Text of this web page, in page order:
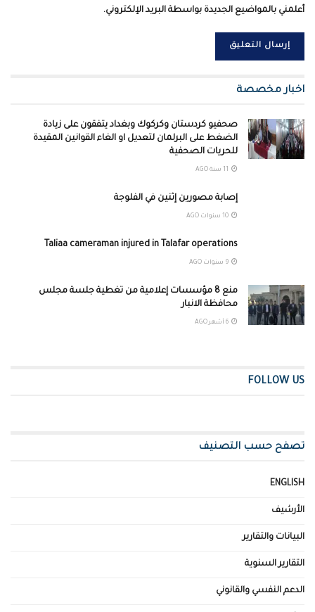
أعلمني بالمواضيع الجديدة بواسطة البريد الإلكتروني.
اخبار مخصصة
صحفيو كردستان وكركوك وبغداد يتفقون على زيادة
الضغط على البرلمان لتعديل او الغاء القوانين المقيدة
للحريات الصحفية
إصابة مصورين إثنين في الفلوجة
Taliaa cameraman injured in Talafar operations
منع 8 مؤسسات إعلامية من تغطية جلسة مجلس
محافظة الانبار
FOLLOW US
تصفح حسب التصنيف
ENGLISH
الأرشيف
البيانات والتقارير
التقارير السنوية
الدعم النفسي والقانوني